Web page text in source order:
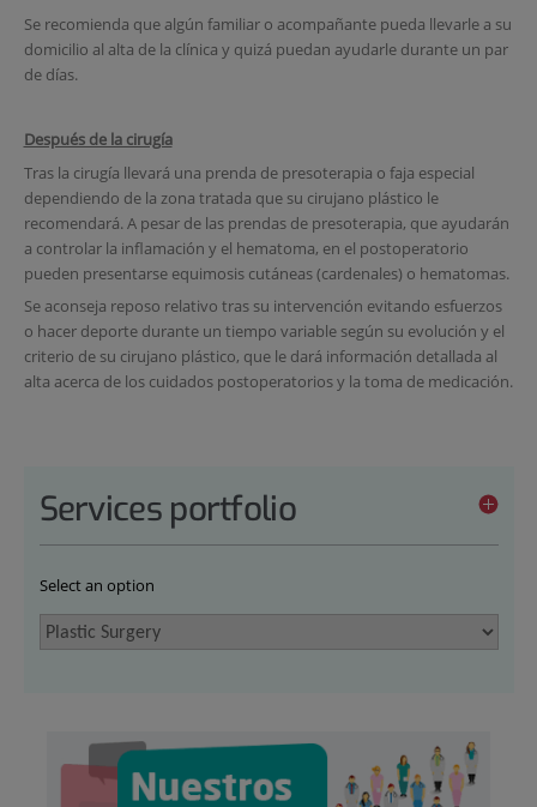
Se recomienda que algún familiar o acompañante pueda llevarle a su
domicilio al alta de la clínica y quizá puedan ayudarle durante un par
de días.
Después de la cirugía
Tras la cirugía llevará una prenda de presoterapia o faja especial
dependiendo de la zona tratada que su cirujano plástico le
recomendará. A pesar de las prendas de presoterapia, que ayudarán
a controlar la inflamación y el hematoma, en el postoperatorio
pueden presentarse equimosis cutáneas (cardenales) o hematomas.
Se aconseja reposo relativo tras su intervención evitando esfuerzos
o hacer deporte durante un tiempo variable según su evolución y el
criterio de su cirujano plástico, que le dará información detallada al
alta acerca de los cuidados postoperatorios y la toma de medicación.
Services portfolio
Select an option